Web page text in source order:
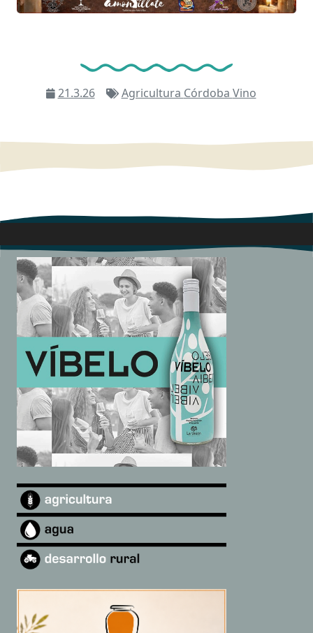
21.3.26 Agricultura Córdoba Vino